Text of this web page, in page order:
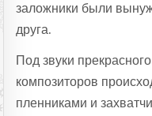
заложники были
друга.
Под звуки
композиторов
пленниками и